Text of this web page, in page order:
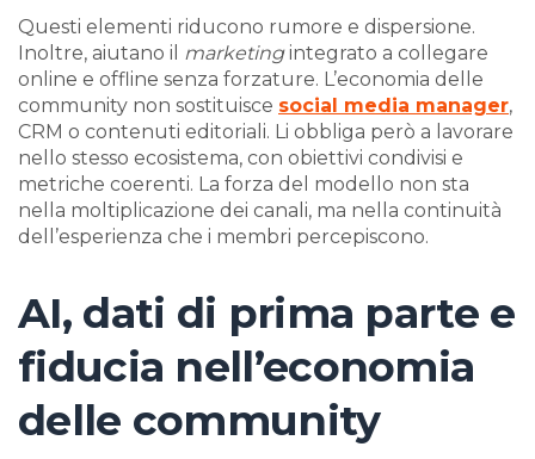
Questi elementi riducono rumore e dispersione.
Inoltre, aiutano il marketingintegrato a collegare
online e offline senza forzature. L’economia delle
community non sostituisce social media manager,
CRM o contenuti editoriali. Li obbliga però a lavorare
nello stesso ecosistema, con obiettivi condivisi e
metriche coerenti. La forza del modello non sta
nella moltiplicazione dei canali, ma nella continuità
dell’esperienza che i membri percepiscono.
AI, dati di prima parte e
fiducia nell’economia
delle community